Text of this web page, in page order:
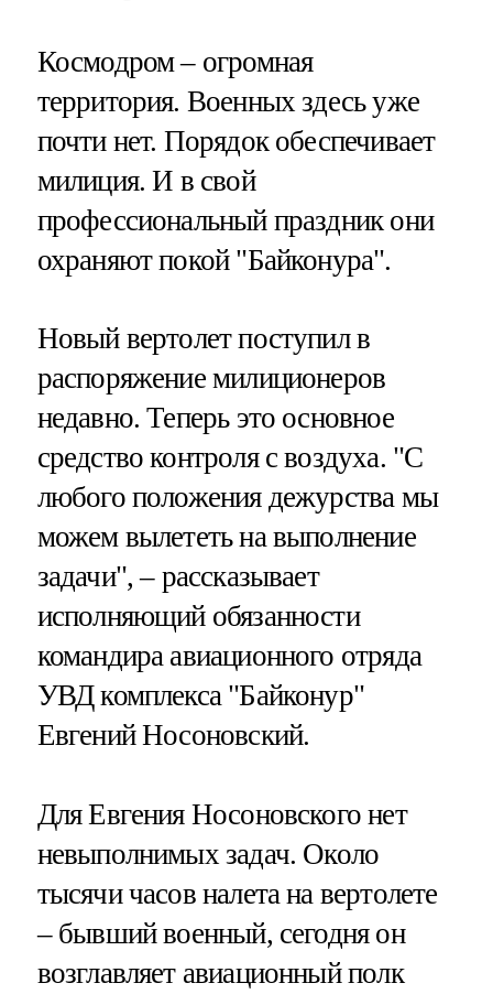
Космодром – огромная
территория. Военных здесь уже
почти нет. Порядок обеспечивает
милиция. И в свой
профессиональный праздник они
охраняют покой "Байконура".
Новый вертолет поступил в
распоряжение милиционеров
недавно. Теперь это основное
средство контроля с воздуха. "С
любого положения дежурства мы
можем вылететь на выполнение
задачи", – рассказывает
исполняющий обязанности
командира авиационного отряда
УВД комплекса "Байконур"
Евгений Носоновский.
Для Евгения Носоновского нет
невыполнимых задач. Около
тысячи часов налета на вертолете
– бывший военный, сегодня он
возглавляет авиационный полк